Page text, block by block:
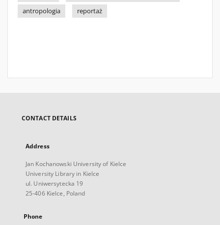
antropologia
reportaż
CONTACT DETAILS
Address
Jan Kochanowski University of Kielce
University Library in Kielce
ul. Uniwersytecka 19
25-406 Kielce, Poland
Phone